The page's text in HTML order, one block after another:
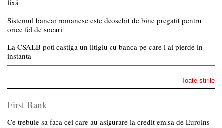
fixă
Sistemul bancar romanesc este deosebit de bine pregatit pentru
orice fel de socuri
La CSALB poti castiga un litigiu cu banca pe care l-ai pierde in
instanta
Toate stirile
First Bank
Ce trebuie sa faca cei care au asigurare la credit emisa de Euroins